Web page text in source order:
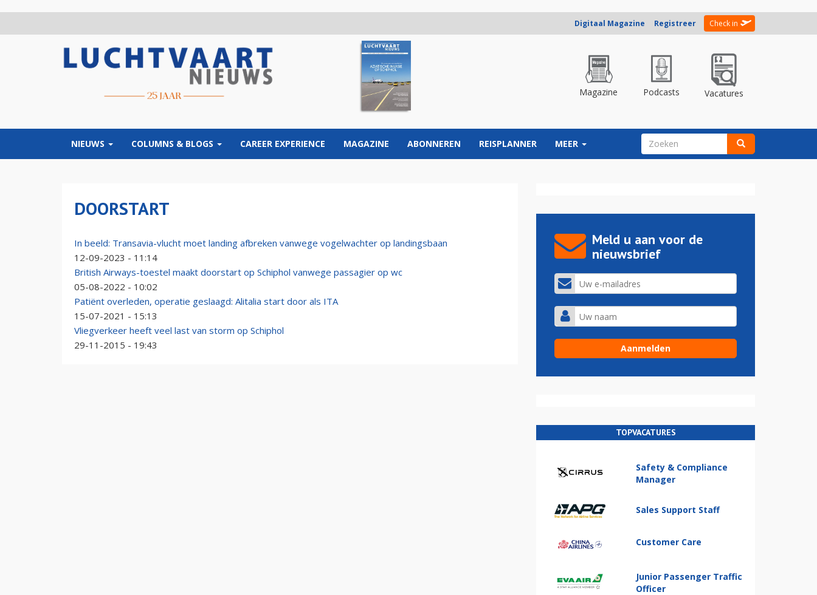
Digitaal Magazine Registreer Check in
Magazine Podcasts Vacatures
NIEUWS COLUMNS & BLOGS CAREER EXPERIENCE MAGAZINE ABONNEREN REISPLANNER MEER ZOEKVELD
DOORSTART
In beeld: Transavia-vlucht moet landing afbreken vanwege vogelwachter op landingsbaan
12-09-2023 - 11:14
British Airways-toestel maakt doorstart op Schiphol vanwege passagier op wc
05-08-2022 - 10:02
Patiënt overleden, operatie geslaagd: Alitalia start door als ITA
15-07-2021 - 15:13
Vliegverkeer heeft veel last van storm op Schiphol
29-11-2015 - 19:43
Meld u aan voor de
nieuwsbrief
TOPVACATURES
Safety & Compliance
Manager
Sales Support Staff
Customer Care
Junior Passenger Traffic
Officer